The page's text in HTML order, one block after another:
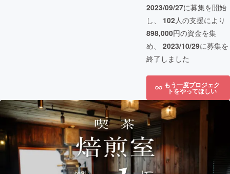
2023/09/27に募集を開始
し、 102人の支援により
898,000円の資金を集
め、 2023/10/29に募集を
終了しました
もう一度プロジェク
トをやってほしい